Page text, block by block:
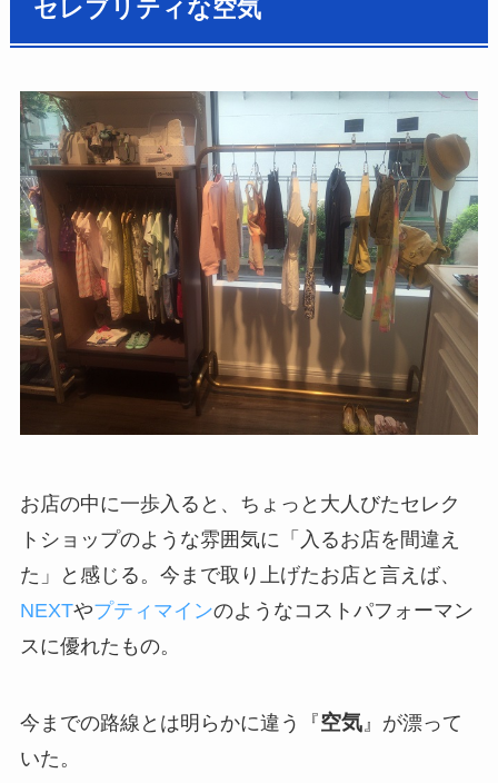
セレブリティな空気
お店の中に一歩入ると、ちょっと大人びたセレク
トショップのような雰囲気に「入るお店を間違え
た」と感じる。今まで取り上げたお店と言えば、
NEXTやプティマインのようなコストパフォーマン
スに優れたもの。
今までの路線とは明らかに違う『空気』が漂って
いた。